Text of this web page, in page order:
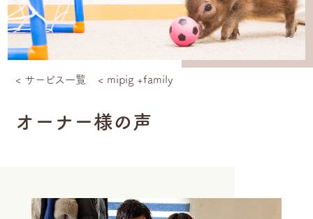
< サービス一覧 < mipig +family
オーナー様の声